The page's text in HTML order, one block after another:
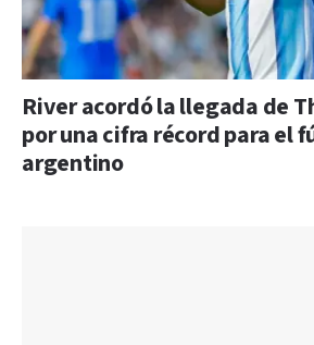
River acordó la llegada de
por una cifra récord para el
argentino